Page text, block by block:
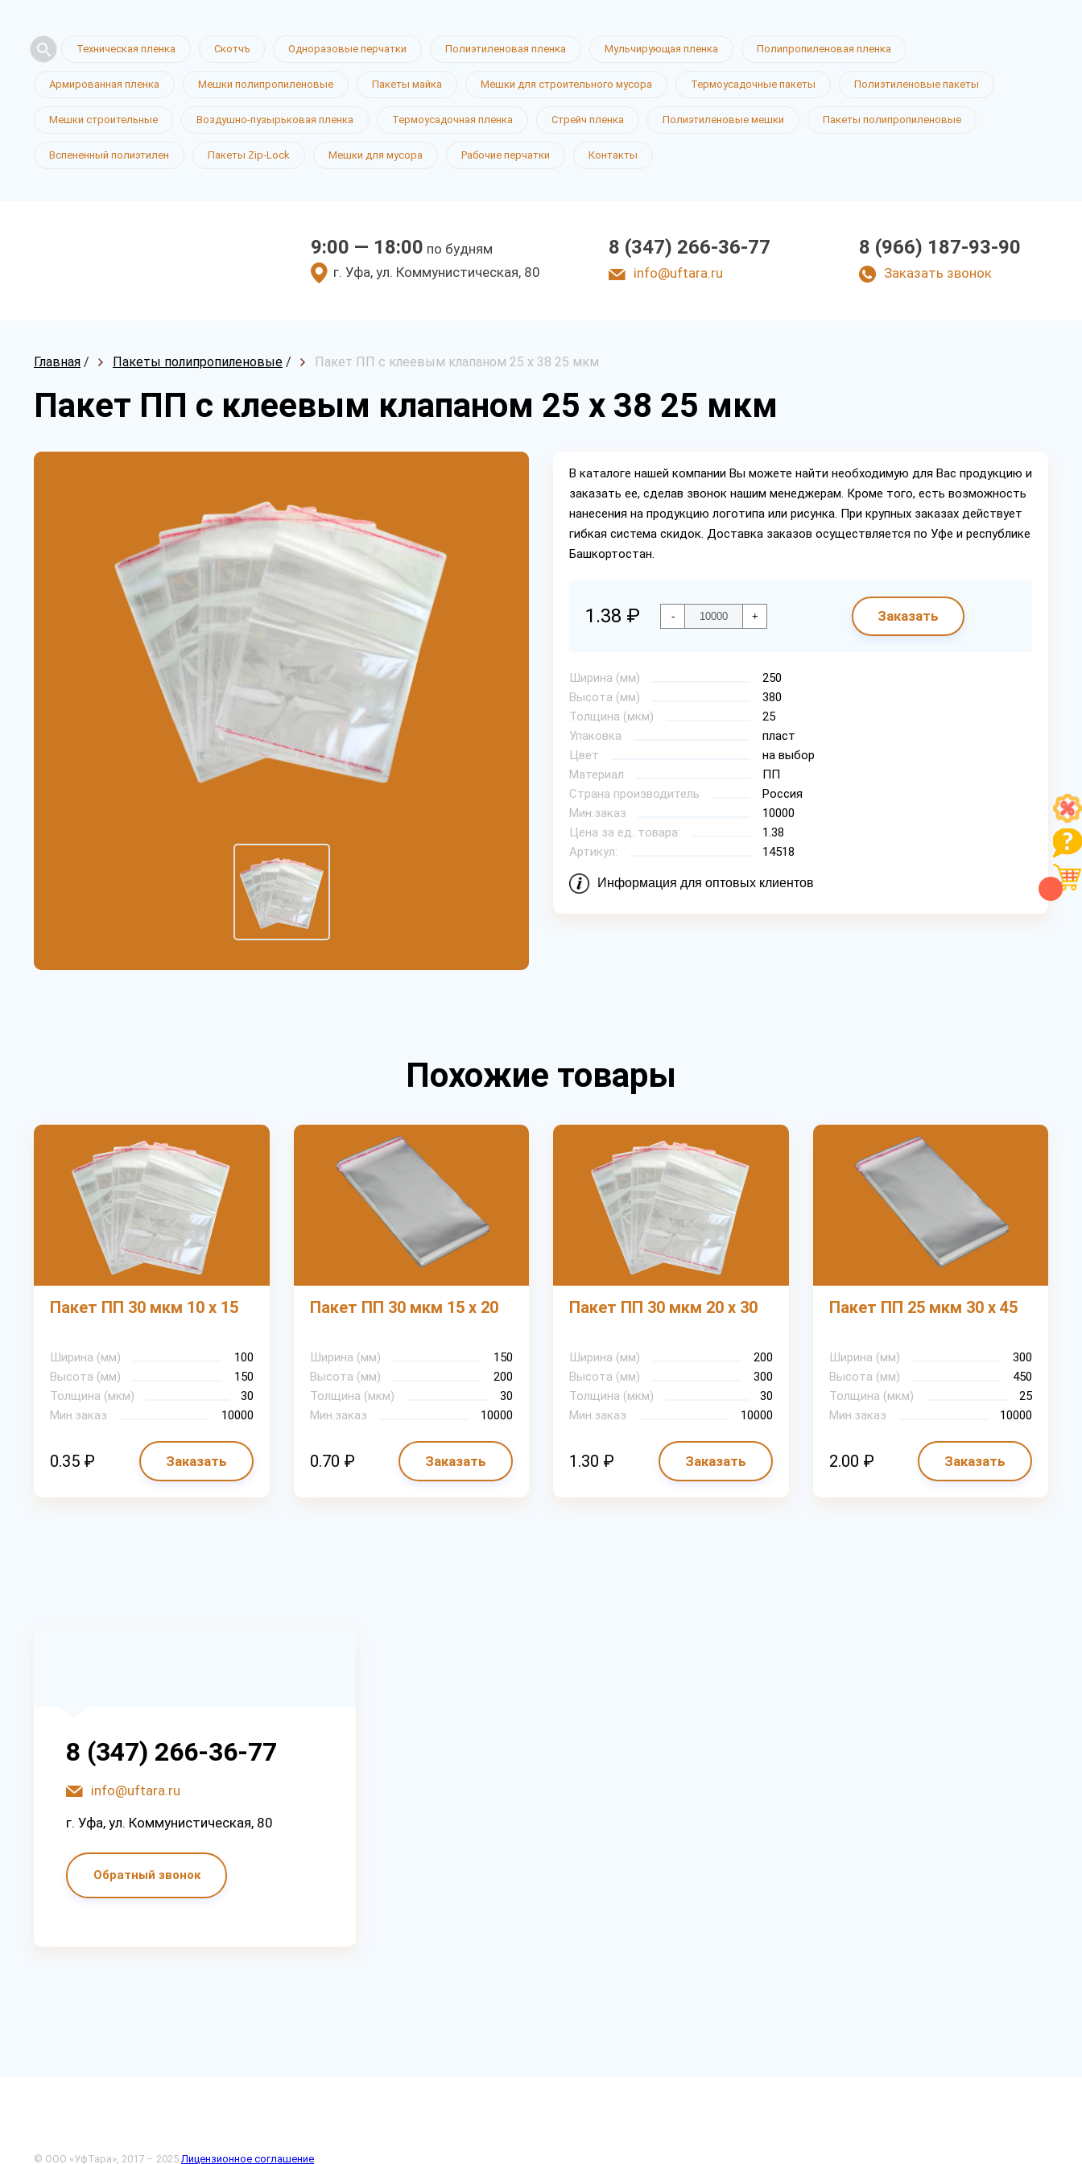
Техническая пленка Скотчъ Одноразовые перчатки Полиэтиленовая пленка Мульчирующая пленка Полипропиленовая пленка
Армированная пленка Мешки полипропиленовые Пакеты майка Мешки для строительного мусора Термоусадочные пакеты Полиэтиленовые пакеты
Мешки строительные Воздушно-пузырьковая пленка Термоусадочная пленка Стрейч пленка Полиэтиленовые мешки Пакеты полипропиленовые
Вспененный полиэтилен Пакеты Zip-Lock Мешки для мусора Рабочие перчатки Контакты
9:00 — 18:00 по будням
г. Уфа, ул. Коммунистическая, 80
8 (347) 266-36-77
info@uftara.ru
8 (966) 187-93-90
Заказать звонок
Главная / Пакеты полипропиленовые / Пакет ПП с клеевым клапаном 25 х 38 25 мкм
Пакет ПП с клеевым клапаном 25 х 38 25 мкм
В каталоге нашей компании Вы можете найти необходимую для Вас продукцию и
заказать ее, сделав звонок нашим менеджерам. Кроме того, есть возможность
нанесения на продукцию логотипа или рисунка. При крупных заказах действует
гибкая система скидок. Доставка заказов осуществляется по Уфе и республике
Башкортостан.
1.38 ₽ - + Заказать
Ширина (мм)
250
Высота (мм)
380
Толщина (мкм)
25
Упаковка
пласт
Цвет
на выбор
Материал
ПП
Страна производитель
Россия
Мин.заказ
10000
Цена за ед. товара:
1.38
Артикул:
14518
Информация для оптовых клиентов
Похожие товары
Пакет ПП 30 мкм 10 х 15
Ширина (мм)
100
Высота (мм)
150
Толщина (мкм)
30
Мин.заказ
10000
0.35 ₽ Заказать
Пакет ПП 30 мкм 15 х 20
Ширина (мм)
150
Высота (мм)
200
Толщина (мкм)
30
Мин.заказ
10000
0.70 ₽ Заказать
Пакет ПП 30 мкм 20 х 30
Ширина (мм)
200
Высота (мм)
300
Толщина (мкм)
30
Мин.заказ
10000
1.30 ₽ Заказать
Пакет ПП 25 мкм 30 х 45
Ширина (мм)
300
Высота (мм)
450
Толщина (мкм)
25
Мин.заказ
10000
2.00 ₽ Заказать
8 (347) 266-36-77
info@uftara.ru
г. Уфа, ул. Коммунистическая, 80
Обратный звонок
© ООО «УфТара», 2017 – 2025 Лицензионное соглашение